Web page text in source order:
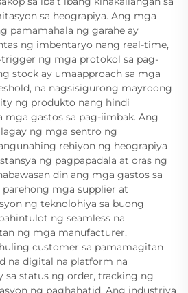
sa heograpiya. Ang mga
pamamahala ng garahe ay
ng imbentaryo nang real-time,
ng mga protokol sa pag-
stock ay umaapproach sa mga
na nagsisigurong mayroong
ng produkto nang hindi
mga gastos sa pag-iimbak. Ang
ng mga sentro ng
rehiyon ng heograpiya
ng pagpapadala at oras ng
din ang mga gastos sa
parehong mga supplier at
ng teknolohiya sa buong
ng seamless na
ng mga manufacturer,
customer sa pamamagitan
na digital na platform na
status ng order, tracking ng
ng paghahatid. Ang industriya